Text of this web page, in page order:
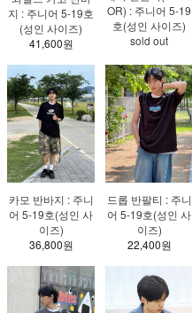
지 : 주니어 5-19호
(성인 사이즈)
41,600원
OR) : 주니어 5-19
호(성인 사이즈)
sold out
카모 반바지 : 주니
어 5-19호(성인 사
이즈)
36,800원
드롭 반팔티 : 주니
어 5-19호(성인 사
이즈)
22,400원